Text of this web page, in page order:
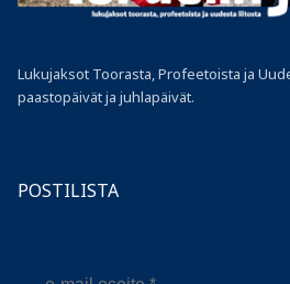
Lukujaksot Toorasta, Profeetoista ja
paastopäivät ja juhlapäivät.
POSTILISTA